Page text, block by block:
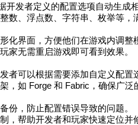
开发者定义的配置选项自动生成
数、浮点数、字符串、枚举等，
化界面，方便他们在游戏内调整
家无需重启游戏即可看到效果。
者可以根据需要添加自定义配置
，如 Forge 和 Fabric，确保广泛
份，防止配置错误导致的问题。
，帮助开发者和玩家快速定位并